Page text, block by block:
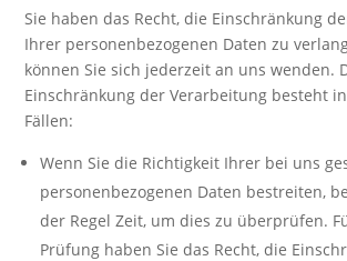
Sie haben das Recht, die Einschränkung
Ihrer personenbezogenen Daten zu
können Sie sich jederzeit an uns wenden.
Einschränkung der Verarbeitung besteht
Fällen:
Wenn Sie die Richtigkeit Ihrer bei uns
personenbezogenen Daten bestreiten,
der Regel Zeit, um dies zu überprüfen.
Prüfung haben Sie das Recht, die